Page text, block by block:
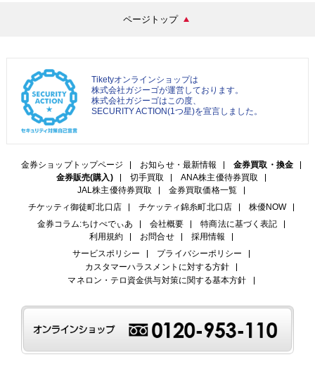
ページトップ
Tiketyオンラインショップは
株式会社ガジーゴが運営しております。
株式会社ガジーゴはこの度、
SECURITY ACTION(1つ星)を宣言しました。
金券ショップトップページ お知らせ・最新情報
金券買取・換金
金券販売(購入)
切手買取
ANA株主優待券買取
JAL株主優待券買取
金券買取価格一覧
チケッティ御徒町北口店
チケッティ錦糸町北口店
株優NOW
金券コラム:ちけぺでぃあ
会社概要
特商法に基づく表記
利用規約
お問合せ
採用情報
サービスポリシー
プライバシーポリシー
カスタマーハラスメントに対する方針
マネロン・テロ資金供与対策に関する基本方針